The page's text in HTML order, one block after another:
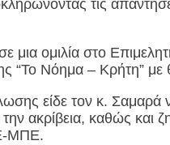
τις
μια ομιλία στο
“Το Νόημα – Κρήτη” με
είδε τον κ.
ακρίβεια, καθώς και
MΠΕ.